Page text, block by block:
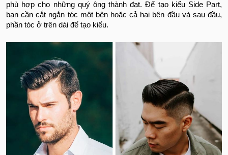
phù hợp cho những quý ông thành đạt. Để tạo kiểu Side Part,
bạn cần cắt ngắn tóc một bên hoặc cả hai bên đầu và sau đầu,
phần tóc ở trên dài để tạo kiểu.